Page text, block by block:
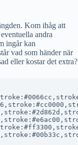
Kom ihåg att
andra
ingår kan
vad som händer när
eller kostar det extra?